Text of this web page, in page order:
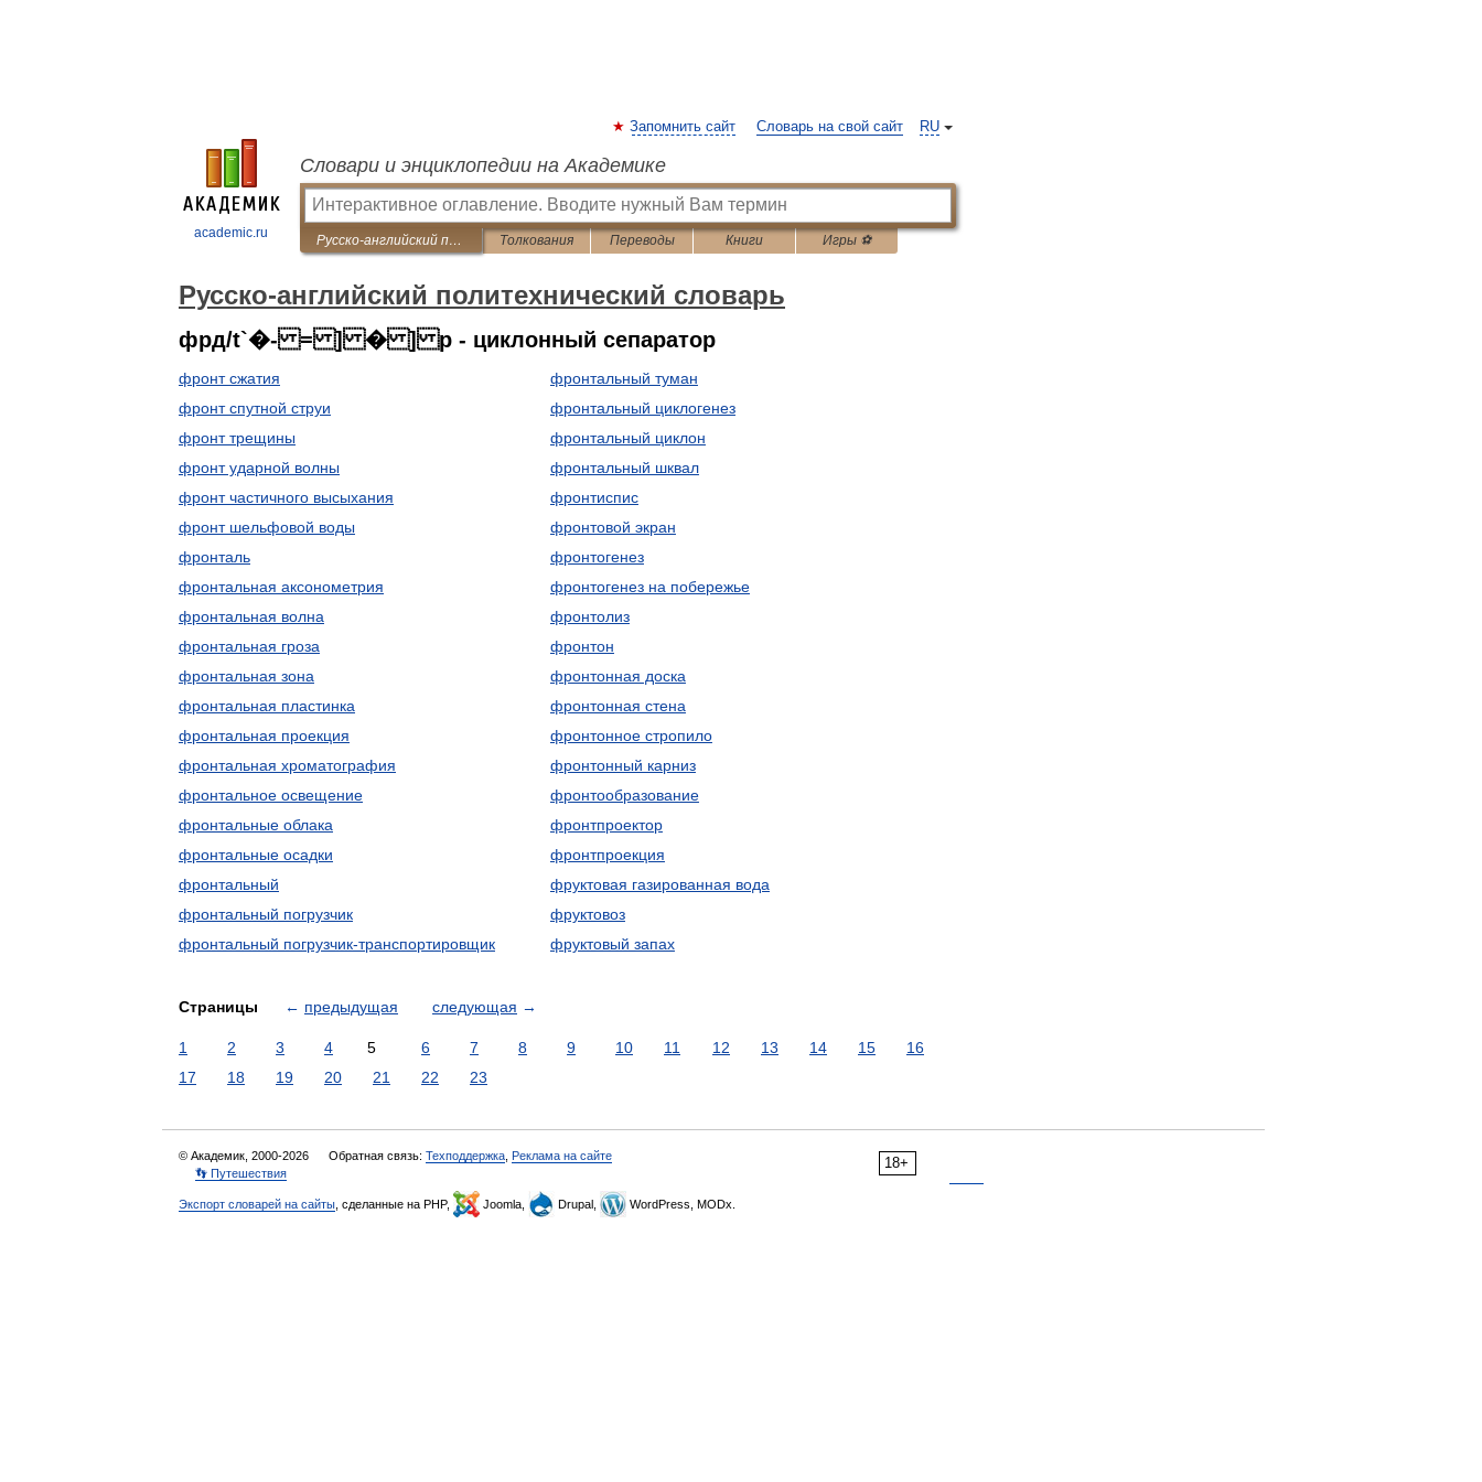
academic.ru
RU
Запомнить сайт Словарь на свой сайт
Словари и энциклопедии на Академике
Русско-английский политехнический словарь Толкования Переводы Книги Игры ⚽
Русско-английский политехнический словарь
фрд/t`�- = ] � ] p - циклонный сепаратор
фронт сжатия
фронт спутной струи
фронт трещины
фронт ударной волны
фронт частичного высыхания
фронт шельфовой воды
фронталь
фронтальная аксонометрия
фронтальная волна
фронтальная гроза
фронтальная зона
фронтальная пластинка
фронтальная проекция
фронтальная хроматография
фронтальное освещение
фронтальные облака
фронтальные осадки
фронтальный
фронтальный погрузчик
фронтальный погрузчик-транспортировщик
фронтальный туман
фронтальный циклогенез
фронтальный циклон
фронтальный шквал
фронтиспис
фронтовой экран
фронтогенез
фронтогенез на побережье
фронтолиз
фронтон
фронтонная доска
фронтонная стена
фронтонное стропило
фронтонный карниз
фронтообразование
фронтпроектор
фронтпроекция
фруктовая газированная вода
фруктовоз
фруктовый запах
Страницы ← предыдущая следующая →
1 2 3 4 5 6 7 8 9 10 11 12 13 14 15
16
17
18 19 20 21 22 23
18+
© Академик, 2000-2026 Обратная связь: Техподдержка Реклама на сайте
👣 Путешествия
Экспорт словарей на сайты , сделанные на PHP, Joomla, Drupal, WordPress, MODx.